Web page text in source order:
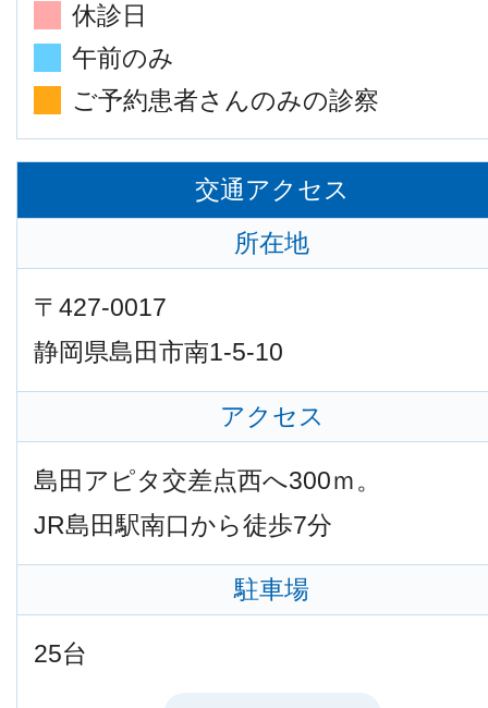
休診日
午前のみ
ご予約患者さんのみの診察
交通アクセス
所在地
〒427-0017
静岡県島田市南1-5-10
アクセス
島田アピタ交差点西へ300ｍ。
JR島田駅南口から徒歩7分
駐車場
25台